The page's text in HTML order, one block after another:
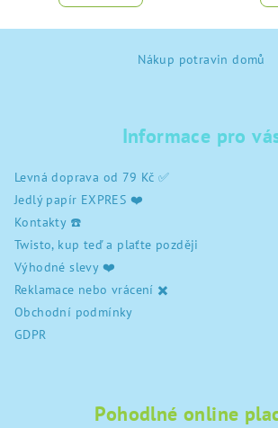
Nákup potravin domů
Informace pro
Levná doprava od 79 Kč ✅
Jedlý papír EXPRES ❤️
Kontakty ☎️
Twisto, kup teď a plaťte později
Výhodné slevy ❤️
Reklamace nebo vrácení ✖️
Obchodní podmínky
GDPR
Pohodlné online